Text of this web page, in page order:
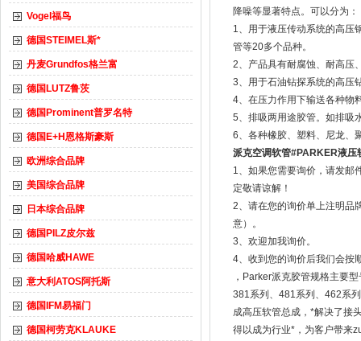
Vogel福鸟
德国STEIMEL斯*
丹麦Grundfos格兰富
德国LUTZ鲁茨
德国Prominent普罗名特
德国E+H恩格斯豪斯
欧洲综合品牌
美国综合品牌
日本综合品牌
德国PILZ皮尔兹
德国哈威HAWE
意大利ATOS阿托斯
德国IFM易福门
德国柯劳克KLAUKE
降噪等显著特点。可以分为：
1、用于液压传动系统的高压
管等20多个品种。
2、产品具有耐腐蚀、耐高压
3、用于石油钻探系统的高压
4、在压力作用下输送各种物
5、排吸两用途胶管。如排吸
6、各种橡胶、塑料、尼龙、
派克空调软管#PARKER液压
1、如果您需要询价，请发邮
定敬请谅解！
2、请在您的询价单上注明品
意）。
3、欢迎加我询价。
4、收到您的询价后我们会按
，Parker派克胶管规格主要
381系列、481系列、462系
成高压软管总成，*解决了接
得以成为行业*，为客户带来